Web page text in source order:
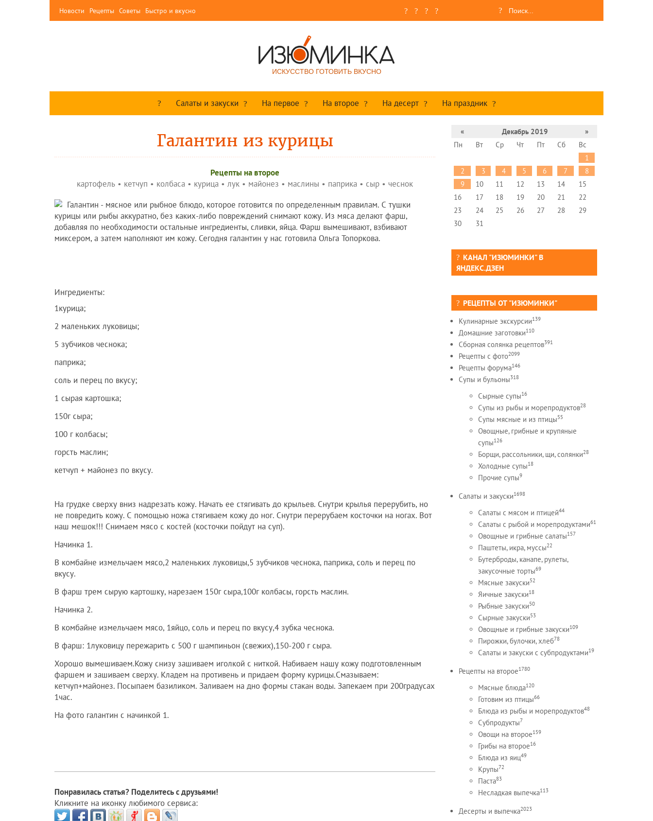
Новости Рецепты Советы Быстро и вкусно
ИСКУССТВО ГОТОВИТЬ ВКУСНО
Салаты и закуски На первое На второе На десерт На праздник
Галантин из курицы
Рецепты на второе
картофель • кетчуп • колбаса • курица • лук • майонез • маслины • паприка • сыр • чеснок
Галантин - мясное или рыбное блюдо, которое готовится по определенным правилам. С тушки
курицы или рыбы аккуратно, без каких-либо повреждений снимают кожу. Из мяса делают фарш,
добавляя по необходимости остальные ингредиенты, сливки, яйца. Фарш вымешивают, взбивают
миксером, а затем наполняют им кожу. Сегодня галантин у нас готовила Ольга Топоркова.
Ингредиенты:
1курица;
2 маленьких луковицы;
5 зубчиков чеснока;
паприка;
соль и перец по вкусу;
1 сырая картошка;
150г сыра;
100 г колбасы;
горсть маслин;
кетчуп + майонез по вкусу.
На грудке сверху вниз надрезать кожу. Начать ее стягивать до крыльев. Снутри крылья перерубить, но
не повредить кожу. С помощью ножа стягиваем кожу до ног. Снутри перерубаем косточки на ногах. Вот
наш мешок!!! Снимаем мясо с костей (косточки пойдут на суп).
Начинка 1.
В комбайне измельчаем мясо,2 маленьких луковицы,5 зубчиков чеснока, паприка, соль и перец по
вкусу.
В фарш трем сырую картошку, нарезаем 150г сыра,100г колбасы, горсть маслин.
Начинка 2.
В комбайне измельчаем мясо, 1яйцо, соль и перец по вкусу,4 зубка чеснока.
В фарш: 1луковицу пережарить с 500 г шампиньон (свежих),150-200 г сыра.
Хорошо вымешиваем.Кожу снизу зашиваем иголкой с ниткой. Набиваем нашу кожу подготовленным
фаршем и зашиваем сверху. Кладем на противень и придаем форму курицы.Смазываем:
кетчуп+майонез. Посыпаем базиликом. Заливаем на дно формы стакан воды. Запекаем при 200градусах
1час.
На фото галантин с начинкой 1.
Понравилась статья? Поделитесь с друзьями!
Кликните на иконку любимого сервиса:
« Декабрь 2019
»
Пн
Вт Ср Чт Пт Сб
Вс
1
2
3 4 5 6 7
8
9
10 11 12 13 14
15
16
17 18 19 20 21
22
23
24 25 26 27 28
29
30
31
КАНАЛ "ИЗЮМИНКИ" В
ЯНДЕКС.ДЗЕН
РЕЦЕПТЫ ОТ "ИЗЮМИНКИ"
Кулинарные экскурсии139
Домашние заготовки110
Сборная солянка рецептов391
Рецепты c фото2099
Рецепты форума146
Супы и бульоны318
Сырные супы16
Супы из рыбы и морепродуктов28
Супы мясные и из птицы55
Овощные, грибные и крупяные
супы126
Борщи, рассольники, щи, солянки28
Холодные супы18
Прочие супы9
Салаты и закуски1698
Салаты с мясом и птицей44
Салаты с рыбой и морепродуктами61
Овощные и грибные салаты157
Паштеты, икра, муссы22
Бутерброды, канапе, рулеты,
закусочные торты69
Мясные закуски52
Яичные закуски18
Рыбные закуски50
Сырные закуски53
Овощные и грибные закуски109
Пирожки, булочки, хлеб78
Салаты и закуски с субпродуктами19
Рецепты на второе1780
Мясные блюда120
Готовим из птицы66
Блюда из рыбы и морепродуктов48
Субпродукты7
Овощи на второе159
Грибы на второе16
Блюда из яиц49
Крупы72
Паста83
Несладкая выпечка113
Десерты и выпечка2023